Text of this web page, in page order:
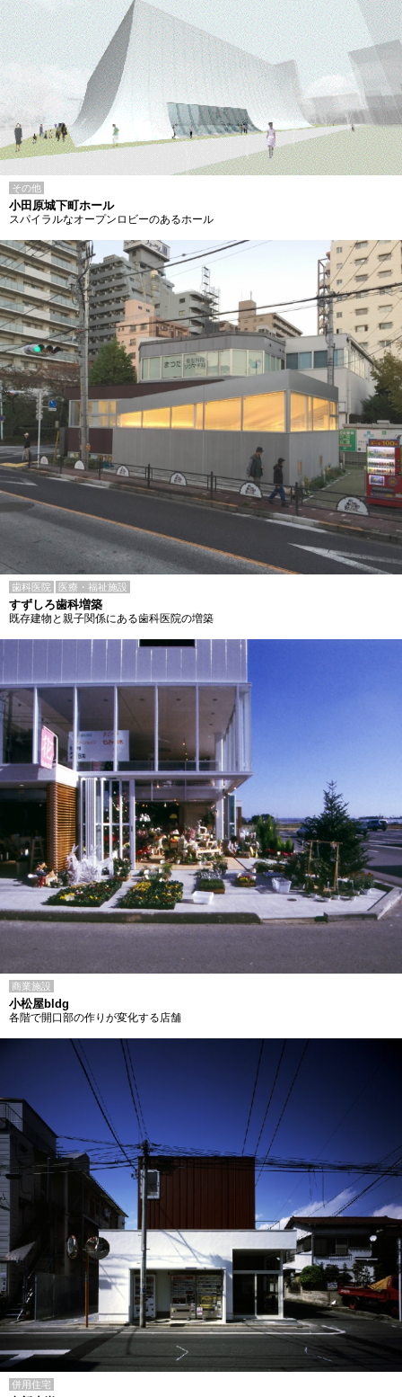
その他
小田原城下町ホール
スパイラルなオープンロビーのあるホール
歯科医院 医療・福祉施設
すずしろ歯科増築
既存建物と親子関係にある歯科医院の増築
商業施設
小松屋bldg
各階で開口部の作りが変化する店舗
併用住宅